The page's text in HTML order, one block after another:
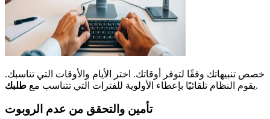
خصص تنبيهاتك وفقًا لتوفر أوقاتك. اختر الأيام والأوقات التي تناسبك.
يقوم النظام تلقائيًا بإعطاء الأولوية للفترات التي تتناسب مع طلبك .
تأمين والتحقق من عدم الروبوت